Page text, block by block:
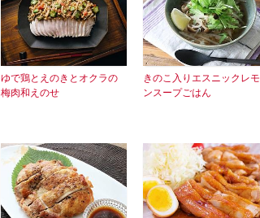
ゆで鶏とえのきとオクラの
梅肉和えのせ
きのこ入りエスニックレモ
ンスープごはん